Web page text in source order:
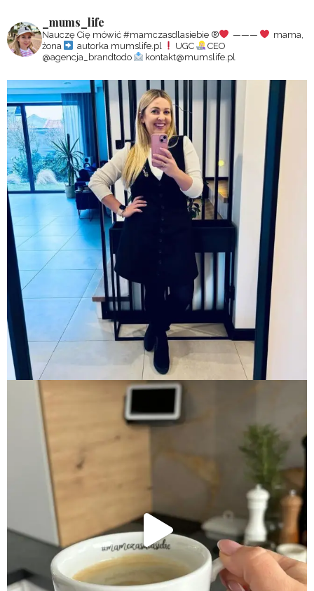
_mums_life
Nauczę Cię mówić #mamczasdlasiebie ®️ ———
mama,
żona
autorka mumslife.pl UGC
CEO
@agencja_brandtodo
kontakt@mumslife.pl